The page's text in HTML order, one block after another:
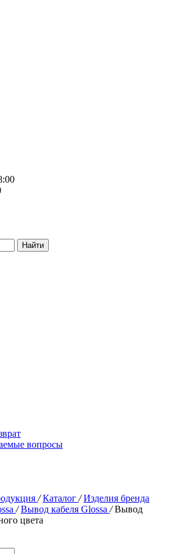
вопросы
/ Каталог / Изделия бренда
/ Вывод кабеля Glossa / Вывод
цвета